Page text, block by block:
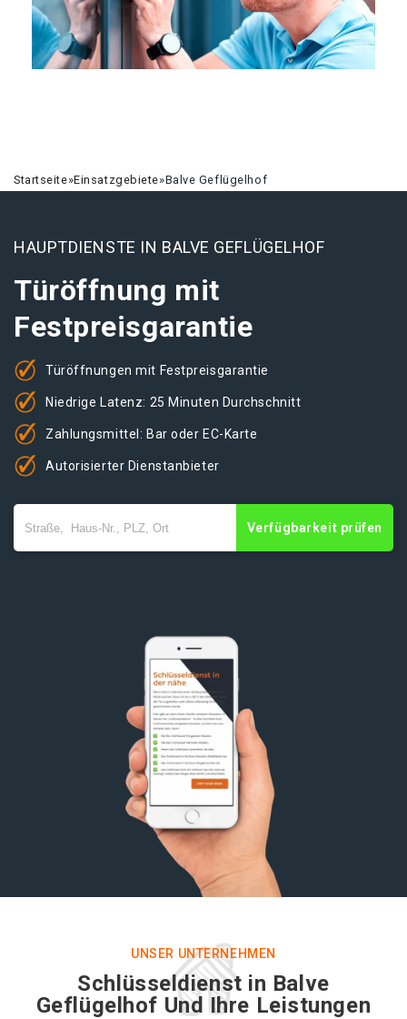
Startseite»Einsatzgebiete»Balve Geflügelhof
HAUPTDIENSTE IN BALVE GEFLÜGELHOF
Türöffnung mit
Festpreisgarantie
Türöffnungen mit Festpreisgarantie
Niedrige Latenz: 25 Minuten Durchschnitt
Zahlungsmittel: Bar oder EC-Karte
Autorisierter Dienstanbieter
Verfügbarkeit prüfen
UNSER UNTERNEHMEN
Schlüsseldienst in Balve
Geflügelhof Und Ihre Leistungen